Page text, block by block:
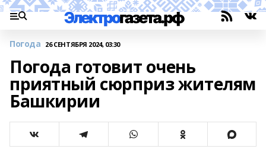
Погода 26 СЕНТЯБРЯ 2024, 03:30
Погода готовит очень
приятный сюрприз жителям
Башкирии